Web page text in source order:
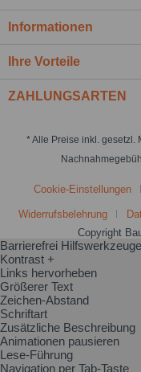
Informationen
Ihre Vorteile
ZAHLUNGSARTEN
* Alle Preise inkl. gesetzl.
Cookie-Einstellungen
Widerrufsbelehrung
Copyright
Barrierefrei Hilfswerkzeuge
Kontrast +
Links hervorheben
Größerer Text
Zeichen-Abstand
Schriftart
Zusätzliche Beschreibung
Animationen pausieren
Lese-Führung
Navigation per Tab-Taste